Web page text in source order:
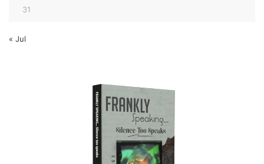
31
« Jul